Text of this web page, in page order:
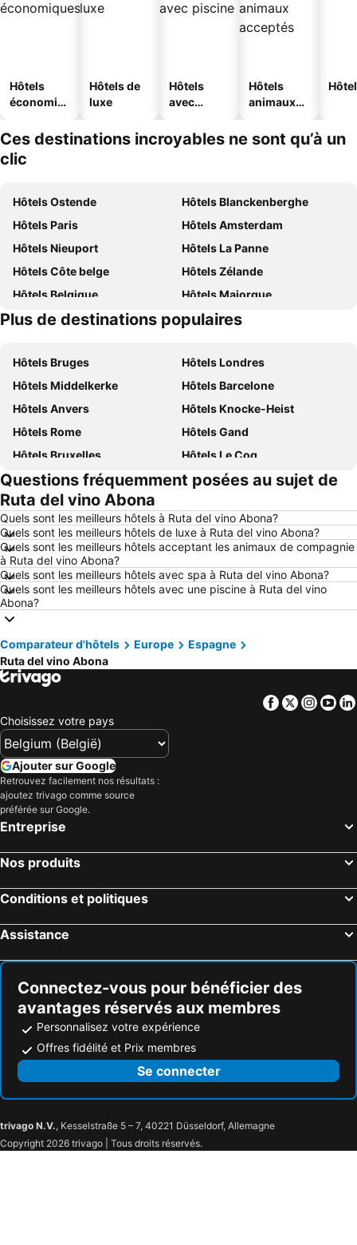
Hôtels
économiq
Hôtels de
luxe
Hôtels
avec
Hôtels
animaux
Ces destinations incroyables ne sont qu’à un
clic
Hôtels Ostende
Hôtels Blanckenberghe
Hôtels Paris
Hôtels Amsterdam
Hôtels Nieuport
Hôtels La Panne
Hôtels Côte belge
Hôtels Zélande
Hôtels Belgique
Hôtels Majorque
Hôtels France
Hôtels Normandie
Plus de destinations populaires
Hôtels Bruges
Hôtels Londres
Hôtels Middelkerke
Hôtels Barcelone
Hôtels Anvers
Hôtels Knocke-Heist
Hôtels Rome
Hôtels Gand
Hôtels Bruxelles
Hôtels Le Coq
Hôtels Rotterdam
Hôtels Hasselt
Hôtels Le Touquet-Paris-Plage
Hôtels Dunkerque
Hôtels Málaga
Hôtels Maastricht
Hôtels La Haye
Hôtels Boulogne-sur-Mer
Hôtels Côte d´Opale
Hôtels Ardennes belges
Hôtels Luxembourg
Hôtels Espagne
Hôtels Ibiza
Hôtels Italie
Hôtels Pays-Bas
Hôtels Crète
Hôtels Costa Brava
Hôtels Bretagne
Hôtels Côte néerlandaise
Hôtels Sicile
Questions fréquemment posées au sujet de
Ruta del vino Abona
Quels sont les meilleurs hôtels à Ruta del vino Abona?
Quels sont les meilleurs hôtels de luxe à Ruta del vino Abona?
Quels sont les meilleurs hôtels acceptant les animaux de compagnie
à Ruta del vino Abona?
Quels sont les meilleurs hôtels avec spa à Ruta del vino Abona?
Quels sont les meilleurs hôtels avec une piscine à Ruta del vino
Abona?
Comparateur d'hôtels Europe
Espagne
Ruta del vino Abona
Facebook
Twitter
Choisissez votre pays
Ajouter sur Google
Retrouvez facilement nos résultats :
ajoutez trivago comme source
préférée sur Google.
Entreprise
Nos produits
Conditions et politiques
Assistance
Connectez-vous pour bénéficier des
avantages réservés aux membres
Personnalisez votre expérience
Offres fidélité et Prix membres
Se connecter
trivago N.V., Kesselstraße 5 – 7, 40221 Düsseldorf, Allemagne
Copyright 2026 trivago | Tous droits réservés.